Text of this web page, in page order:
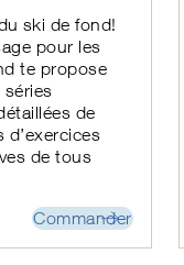
ski de fond!
pour les
te propose
de
d’exercices
de tous
Commander